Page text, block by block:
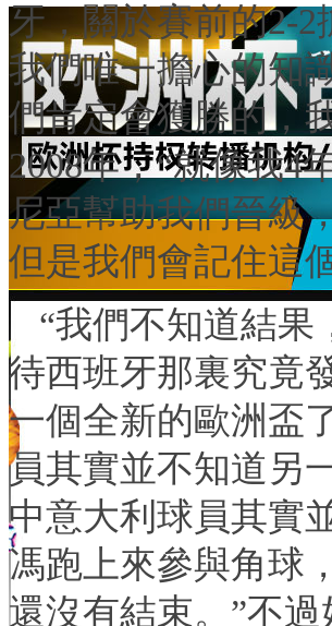
牙，關於賽前的2-
我們唯一擔心的知
們肯定會獲勝的，
2008年，“就像我4
尼亞幫助我們晉級
但是我們會記住這
“我們不知道結
待西班牙那裏究竟
一個全新的歐洲盃
員其實並不知道另
中意大利球員其實
馮跑上來參與角球
還沒有結束。”不